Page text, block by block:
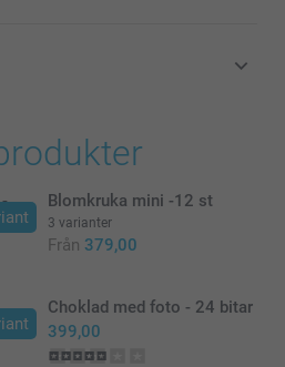
Blomkruka mini -12 st
3 varianter
Från 379,00
Choklad med foto - 24 bitar
399,00